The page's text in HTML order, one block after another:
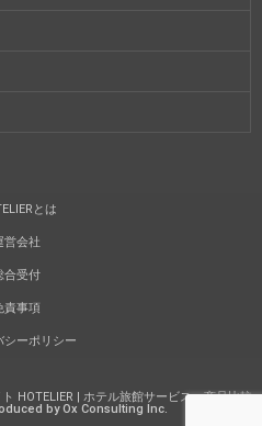
とは
営会社
合受付
責事項
シーポリシー
HOTELIER | ホテル旅館サービス・商品比較.
by Ox Consulting Inc.